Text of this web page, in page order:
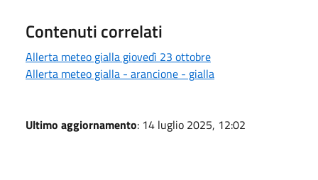
Contenuti correlati
Allerta meteo gialla giovedì 23 ottobre
Allerta meteo gialla - arancione - gialla
Ultimo aggiornamento: 14 luglio 2025, 12:02